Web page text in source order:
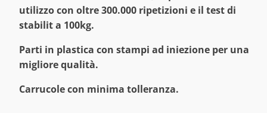
utilizzo con oltre 300.000 ripetizioni e il test di
stabilit a 100kg.
Parti in plastica con stampi ad iniezione per una
migliore qualità.
Carrucole con minima tolleranza.